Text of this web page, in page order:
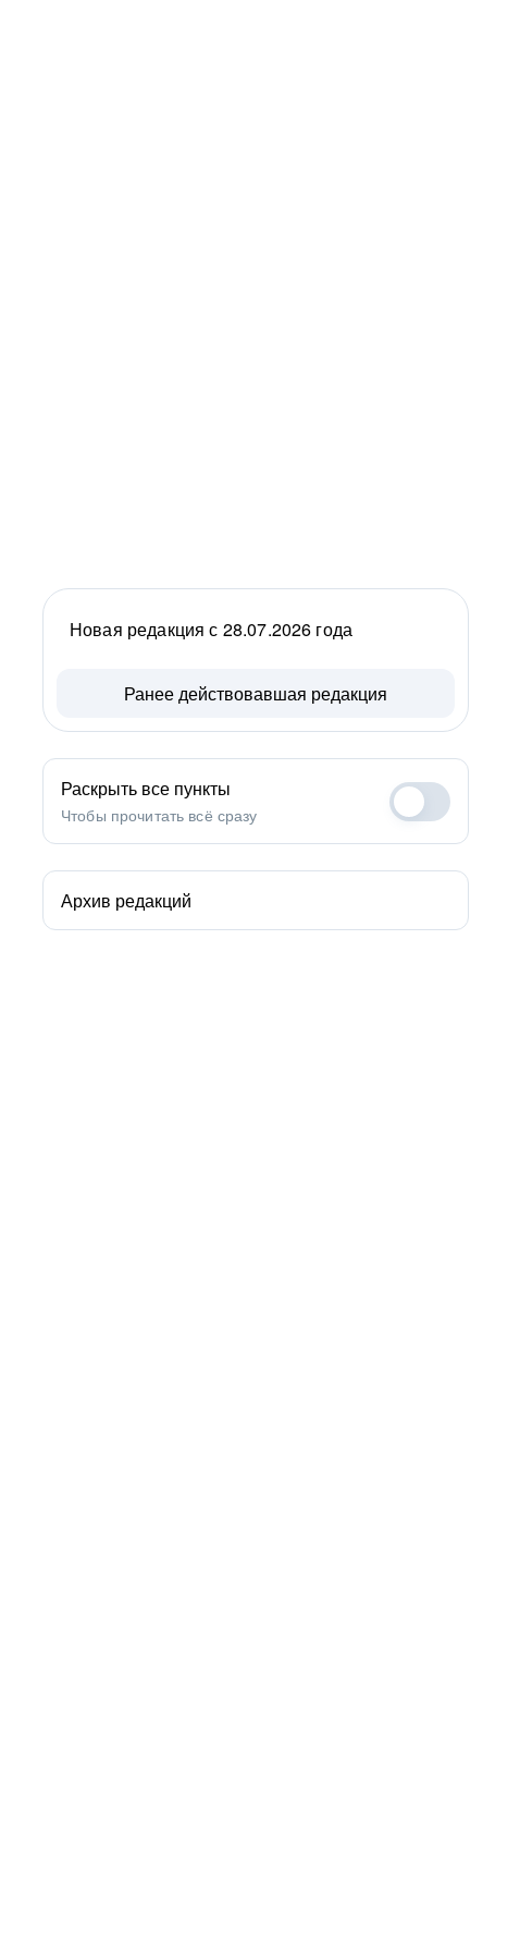
Новая редакция с 28.07.2026 года
Ранее действовавшая редакция
Раскрыть все пункты
Чтобы прочитать всё сразу
Архив редакций